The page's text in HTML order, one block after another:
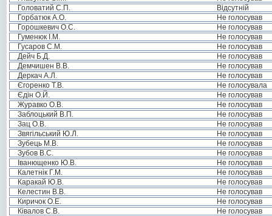
Головатий С.П.
Відсутній
Горбатюк А.О.
Не голосував
Горошкевич О.С.
Не голосував
Гуменюк І.М.
Не голосував
Гусаров С.М.
Не голосував
Дейч Б.Д.
Не голосував
Демчишен В.В.
Не голосував
Деркач А.Л.
Не голосував
Єгоренко Т.В.
Не голосувала
Єдін О.Й.
Не голосував
Журавко О.В.
Не голосував
Заблоцький В.П.
Не голосував
Зац О.В.
Не голосував
Звягільський Ю.Л.
Не голосував
Зубець М.В.
Не голосував
Зубов В.С.
Не голосував
Іванющенко Ю.В.
Не голосував
Калетнік Г.М.
Не голосував
Каракай Ю.В.
Не голосував
Келестин В.В.
Не голосував
Киричок О.Е.
Не голосував
Ківалов С.В.
Не голосував